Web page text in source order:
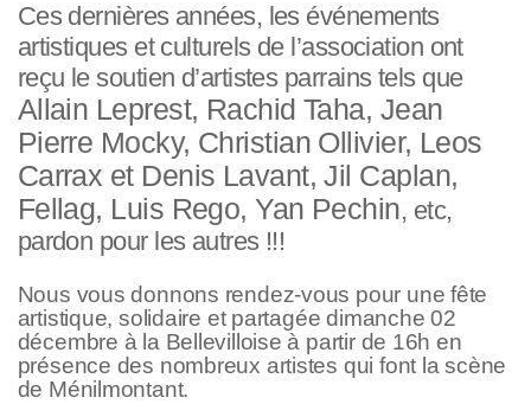
Ces dernières années, les événements
artistiques et culturels de l’association ont
reçu le soutien d’artistes parrains tels que
Allain Leprest, Rachid Taha, Jean
Pierre Mocky, Christian Ollivier, Leos
Carrax et Denis Lavant, Jil Caplan,
Fellag, Luis Rego, Yan Pechin, etc,
pardon pour les autres !!!
Nous vous donnons rendez-vous pour une fête
artistique, solidaire et partagée dimanche 02
décembre à la Bellevilloise à partir de 16h en
présence des nombreux artistes qui font la scène
de Ménilmontant.